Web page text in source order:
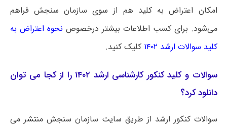
امکان اعتراض به کلید هم از سوی سازمان سنجش فراهم
می‌شود. برای کسب اطلاعات بیشتر درخصوص نحوه اعتراض به
کلید سوالات ارشد ۱۴۰۲
کلیک کنید.
سوالات و کلید کنکور کارشناسی ارشد ۱۴۰۲ را از کجا می توان
دانلود کرد؟
سوالات کنکور ارشد از طریق سایت سازمان سنجش منتشر می